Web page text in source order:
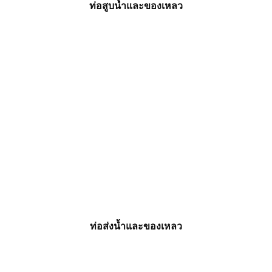
ท่อสูบน้ำและของเหลว
ท่อส่งน้ำและของเหลว